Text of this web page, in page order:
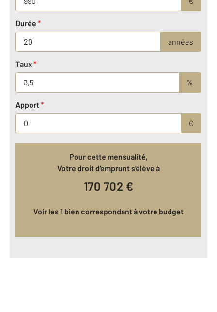
Durée *
années
Taux*
%
Apport*
€
Pour cette mensualité,
Votre droit d'emprunt s'élève à
170 702 €
Voir les 1 bien correspondant à votre budget